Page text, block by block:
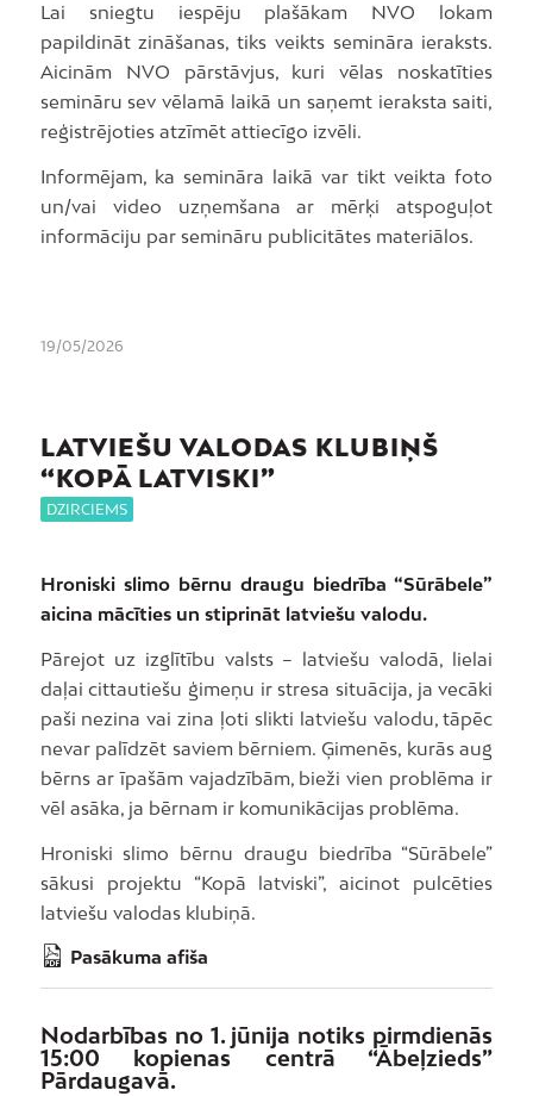
Lai sniegtu iespēju plašākam NVO lokam
papildināt zināšanas, tiks veikts semināra ieraksts.
Aicinām NVO pārstāvjus, kuri vēlas noskatīties
semināru sev vēlamā laikā un saņemt ieraksta saiti,
reģistrējoties atzīmēt attiecīgo izvēli.
Informējam, ka semināra laikā var tikt veikta foto
un/vai video uzņemšana ar mērķi atspoguļot
informāciju par semināru publicitātes materiālos.
19/05/2026
LATVIEŠU VALODAS KLUBIŅŠ
“KOPĀ LATVISKI”
DZIRCIEMS
Hroniski slimo bērnu draugu biedrība “Sūrābele”
aicina mācīties un stiprināt latviešu valodu.
Pārejot uz izglītību valsts – latviešu valodā, lielai
daļai cittautiešu ģimeņu ir stresa situācija, ja vecāki
paši nezina vai zina ļoti slikti latviešu valodu, tāpēc
nevar palīdzēt saviem bērniem. Ģimenēs, kurās aug
bērns ar īpašām vajadzībām, bieži vien problēma ir
vēl asāka, ja bērnam ir komunikācijas problēma.
Hroniski slimo bērnu draugu biedrība “Sūrābele”
sākusi projektu “Kopā latviski”, aicinot pulcēties
latviešu valodas klubiņā.
Pasākuma afiša
Nodarbības no 1. jūnija notiks pirmdienās
15:00 kopienas centrā “Ābeļzieds”
Pārdaugavā.